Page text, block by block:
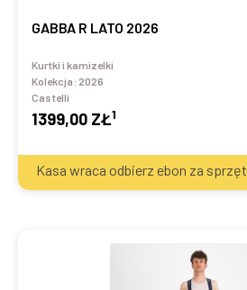
GABBA R LATO 2026
Kurtki i kamizelki
Kolekcja: 2026
Castelli
1399,00 ZŁ1
Kasa wraca odbierz ebon za sprzęt